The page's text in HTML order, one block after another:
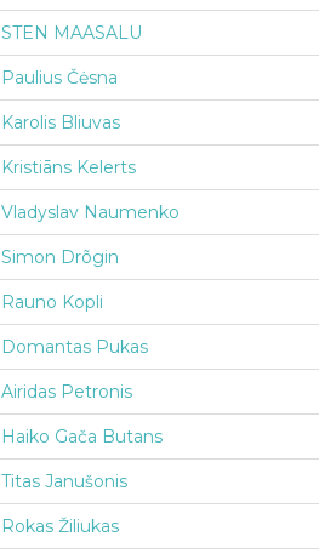
STEN MAASALU
Paulius Čėsna
Karolis Bliuvas
Kristiāns Kelerts
Vladyslav Naumenko
Simon Drõgin
Rauno Kopli
Domantas Pukas
Airidas Petronis
Haiko Gača Butans
Titas Janušonis
Rokas Žiliukas